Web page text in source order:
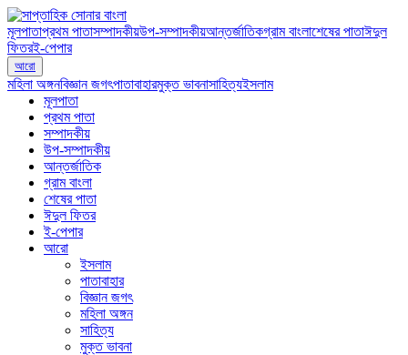
মূলপাতাপ্রথম পাতাসম্পাদকীয়উপ-সম্পাদকীয়আন্তর্জাতিকগ্রাম বাংলাশেষের পাতাঈদুল
ফিতরই-পেপার
আরো
মহিলা অঙ্গনবিজ্ঞান জগৎপাতাবাহারমুক্ত ভাবনাসাহিত্যইসলাম
মূলপাতা
প্রথম পাতা
সম্পাদকীয়
উপ-সম্পাদকীয়
আন্তর্জাতিক
গ্রাম বাংলা
শেষের পাতা
ঈদুল ফিতর
ই-পেপার
আরো
ইসলাম
পাতাবাহার
বিজ্ঞান জগৎ
মহিলা অঙ্গন
সাহিত্য
মুক্ত ভাবনা